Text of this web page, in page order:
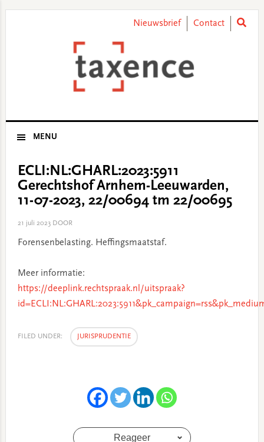
Nieuwsbrief Contact
MENU
ECLI:NL:GHARL:2023:5911
Gerechtshof Arnhem-Leeuwarden,
11-07-2023, 22/00694 tm 22/00695
21 juli 2023DOOR
Forensenbelasting. Heffingsmaatstaf.
Meer informatie:
https://deeplink.rechtspraak.nl/uitspraak?
FILED UNDER: JURISPRUDENTIE
Reageer